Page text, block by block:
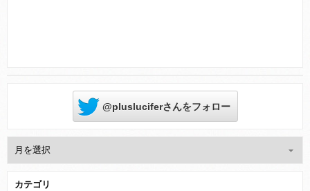
@plusluciferさんをフォロー
カテゴリ